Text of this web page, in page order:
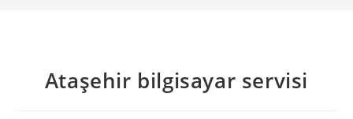
Ataşehir bilgisayar servisi